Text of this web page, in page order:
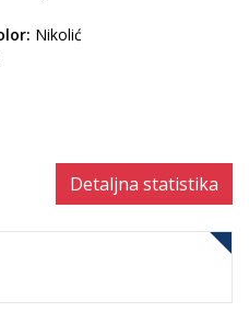
Nikolić
Detaljna statistika